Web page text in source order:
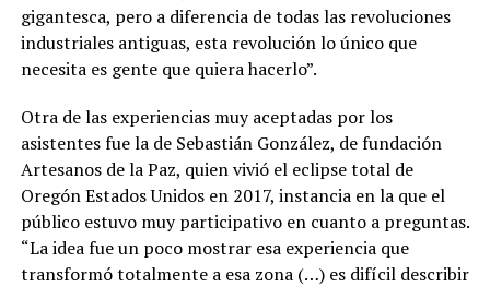
gigantesca, pero a diferencia de todas las revoluciones
industriales antiguas, esta revolución lo único que
necesita es gente que quiera hacerlo”.
Otra de las experiencias muy aceptadas por los
asistentes fue la de Sebastián González, de fundación
Artesanos de la Paz, quien vivió el eclipse total de
Oregón Estados Unidos en 2017, instancia en la que el
público estuvo muy participativo en cuanto a preguntas.
“La idea fue un poco mostrar esa experiencia que
transformó totalmente a esa zona (…) es difícil describir